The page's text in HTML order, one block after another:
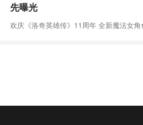
先曝光
欢庆《洛奇英雄传》11周年 全新魔法女角